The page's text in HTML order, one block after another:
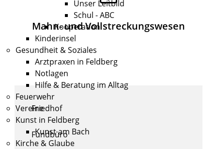
Unser Leitbild
Schul - ABC
Kooperation
Kinderinsel
Gesundheit & Soziales
Arztpraxen in Feldberg
Notlagen
Hilfe & Beratung im Alltag
Feuerwehr
Vereine
Kunst in Feldberg
Kunst am Bach
Kirche & Glaube
Mahn- und Vollstreckungswesen
Friedhof
Fundbüro